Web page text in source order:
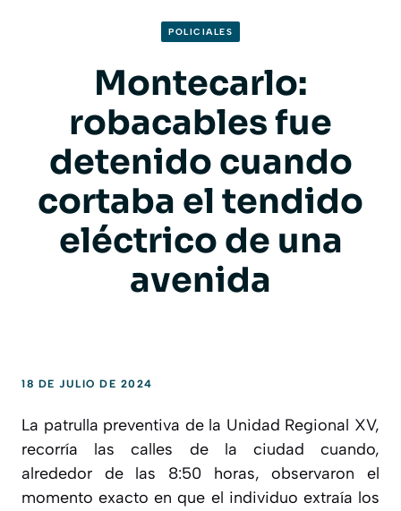
POLICIALES
Montecarlo:
robacables fue
detenido cuando
cortaba el tendido
eléctrico de una
avenida
18 DE JULIO DE 2024
La patrulla preventiva de la Unidad Regional XV,
recorría las calles de la ciudad cuando,
alrededor de las 8:50 horas, observaron el
momento exacto en que el individuo extraía los